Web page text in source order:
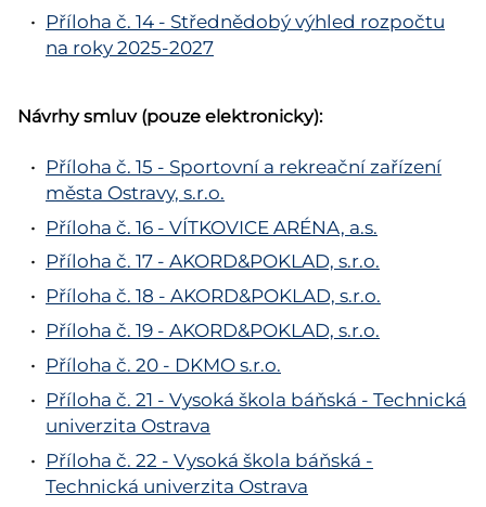
Příloha č. 14 - Střednědobý výhled rozpočtu
na roky 2025-2027
Návrhy smluv (pouze elektronicky):
Příloha č. 15 - Sportovní a rekreační zařízení
města Ostravy, s.r.o.
Příloha č. 16 - VÍTKOVICE ARÉNA, a.s.
Příloha č. 17 - AKORD&POKLAD, s.r.o.
Příloha č. 18 - AKORD&POKLAD, s.r.o.
Příloha č. 19 - AKORD&POKLAD, s.r.o.
Příloha č. 20 - DKMO s.r.o.
Příloha č. 21 - Vysoká škola báňská - Technická
univerzita Ostrava
Příloha č. 22 - Vysoká škola báňská -
Technická univerzita Ostrava